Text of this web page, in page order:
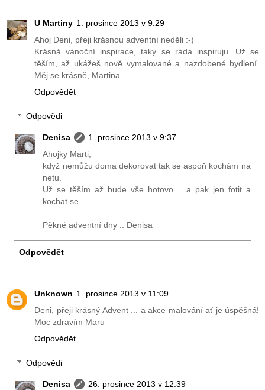
U Martiny 1. prosince 2013 v 9:29
Ahoj Deni, přeji krásnou adventní neděli :-)
Krásná vánoční inspirace, taky se ráda inspiruju. Už se
těším, až ukážeš nově vymalované a nazdobené bydlení.
Měj se krásně, Martina
Odpovědět
Odpovědi
Denisa
1. prosince 2013 v 9:37
Ahojky Marti,
když nemůžu doma dekorovat tak se aspoň kochám na
netu.
Už se těším až bude vše hotovo .. a pak jen fotit a
kochat se .
Pěkné adventní dny .. Denisa
Odpovědět
Unknown 1. prosince 2013 v 11:09
Deni, přeji krásný Advent ... a akce malování ať je úspěšná!
Moc zdravím Maru
Odpovědět
Odpovědi
Denisa
26. prosince 2013 v 12:39